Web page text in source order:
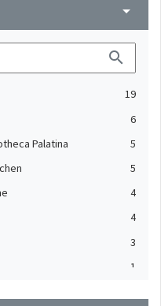
arrow_drop_down
search
19
6
Palatina
5
5
4
4
3
1